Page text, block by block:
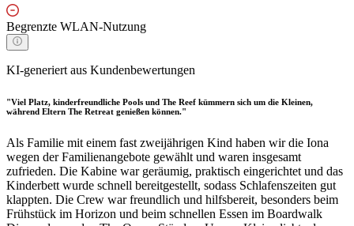
Begrenzte WLAN-Nutzung
KI-generiert aus Kundenbewertungen
"Viel Platz, kinderfreundliche Pools und The Reef kümmern sich um die Kleinen,
während Eltern The Retreat genießen können."
Als Familie mit einem fast zweijährigen Kind haben wir die Iona
wegen der Familienangebote gewählt und waren insgesamt
zufrieden. Die Kabine war geräumig, praktisch eingerichtet und das
Kinderbett wurde schnell bereitgestellt, sodass Schlafenszeiten gut
klappten. Die Crew war freundlich und hilfsbereit, besonders beim
Frühstück im Horizon und beim schnellen Essen im Boardwalk